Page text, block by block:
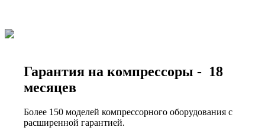
Гарантия на компрессоры - 18
месяцев
Более 150 моделей компрессорного оборудования с
расширенной гарантией.